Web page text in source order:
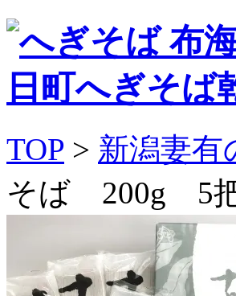
TOP > 新潟妻有
そば 200g 5